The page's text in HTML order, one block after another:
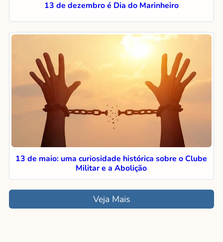
13 de dezembro é Dia do Marinheiro
13 de maio: uma curiosidade histórica sobre o Clube
Militar e a Abolição
Veja Mais